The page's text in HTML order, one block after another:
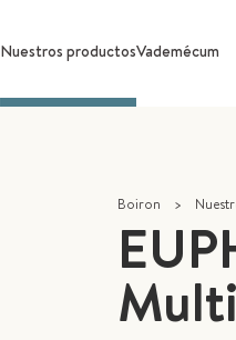
Nuestros productosVademécum
Boiron >